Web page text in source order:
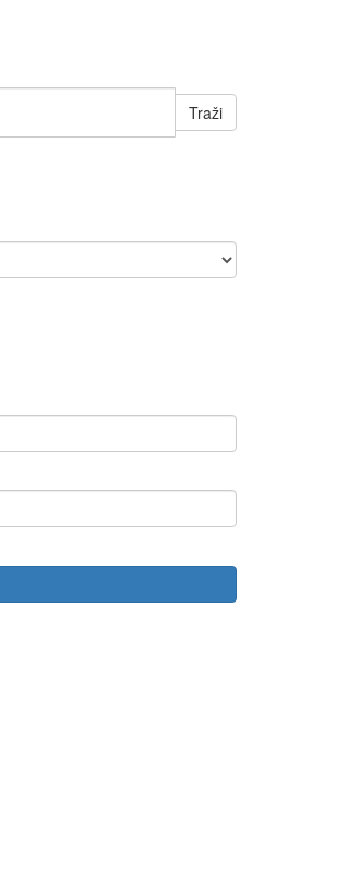
Traži